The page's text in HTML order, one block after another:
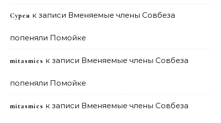
Сурен к записи Вменяемые члены Совбеза
попеняли Помойке
mitasmies к записи Вменяемые члены Совбеза
попеняли Помойке
mitasmies к записи Вменяемые члены Совбеза